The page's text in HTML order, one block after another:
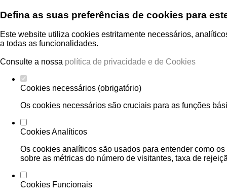
Defina as suas preferências de cookies para
Este website utiliza cookies estritamente necessários,
a todas as funcionalidades.
Consulte a nossa política de privacidade e de Cookies
Cookies necessários (obrigatório)
Os cookies necessários são cruciais para as funções
Cookies Analíticos
Os cookies analíticos são usados para entender como
sobre as métricas do número de visitantes, taxa de
Cookies Funcionais